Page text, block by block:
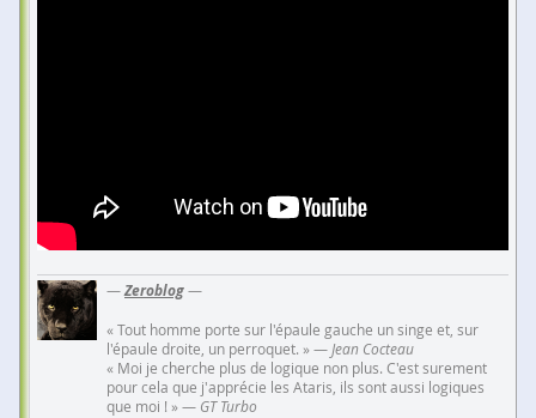
—Zeroblog—
« Tout homme porte sur l'épaule gauche un singe et, sur
l'épaule droite, un perroquet. » — Jean Cocteau
« Moi je cherche plus de logique non plus. C'est surement
pour cela que j'apprécie les Ataris, ils sont aussi logiques
que moi ! » — GT Turbo